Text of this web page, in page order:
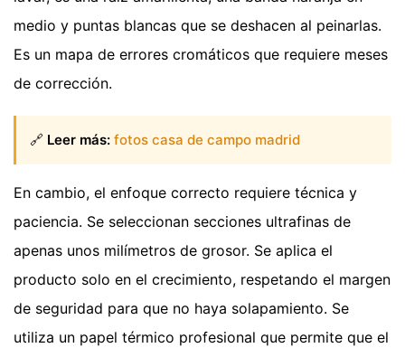
medio y puntas blancas que se deshacen al peinarlas.
Es un mapa de errores cromáticos que requiere meses
de corrección.
🔗 Leer más: fotos casa de campo madrid
En cambio, el enfoque correcto requiere técnica y
paciencia. Se seleccionan secciones ultrafinas de
apenas unos milímetros de grosor. Se aplica el
producto solo en el crecimiento, respetando el margen
de seguridad para que no haya solapamiento. Se
utiliza un papel térmico profesional que permite que el